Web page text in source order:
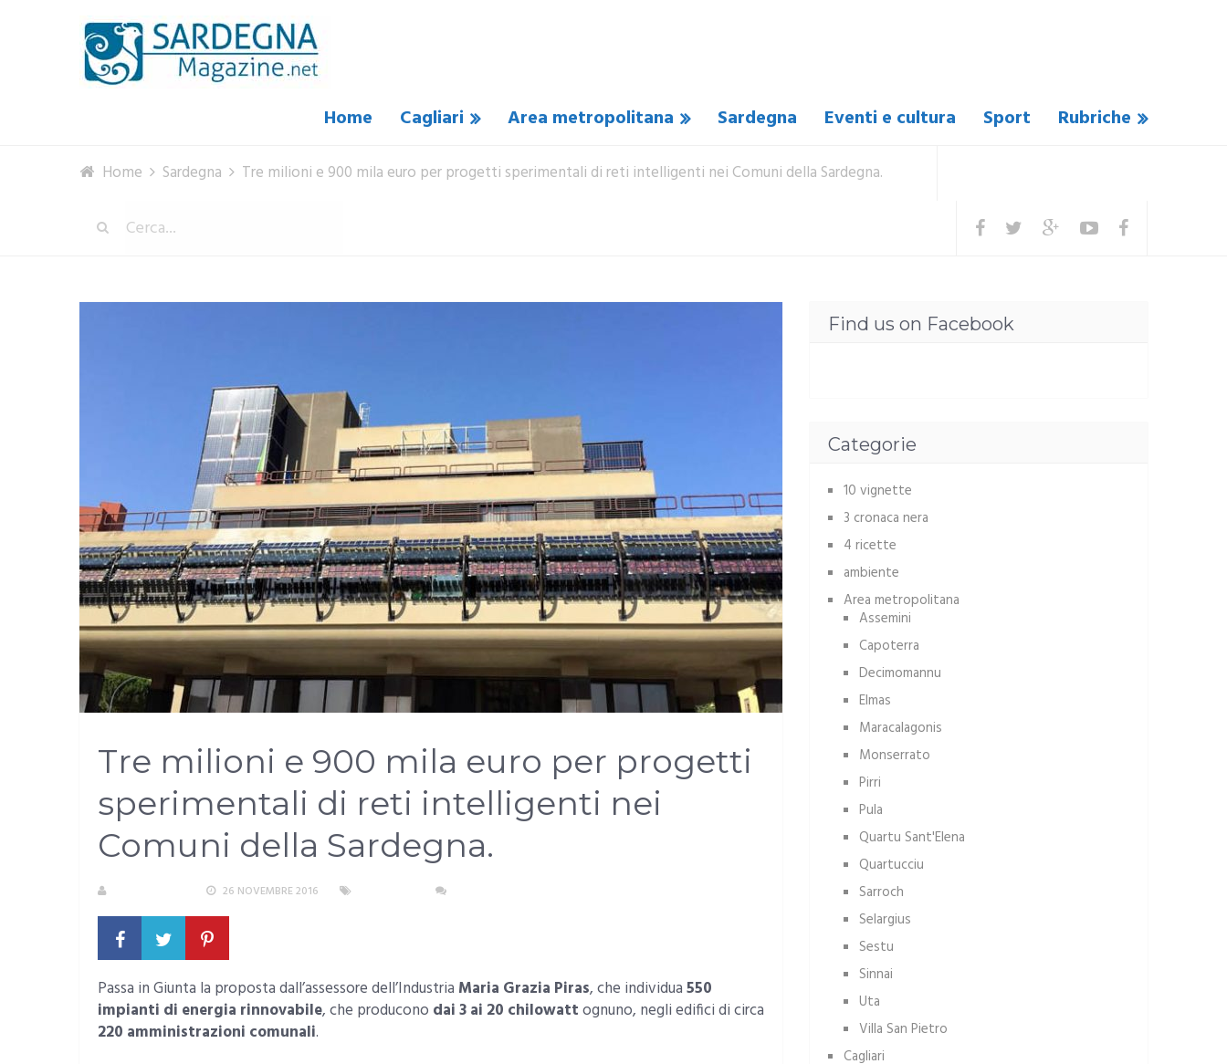
Home Cagliari Area metropolitana Sardegna Eventi e cultura Sport Rubriche
Home Sardegna Tre milioni e 900 mila euro per progetti sperimentali di reti intelligenti nei Comuni della Sardegna.
Tre milioni e 900 mila euro per progetti
sperimentali di reti intelligenti nei
Comuni della Sardegna.
26 NOVEMBRE 2016
Passa in Giunta la proposta dall’assessore dell’Industria Maria Grazia Piras, che individua550
impianti di energia rinnovabile, che producono dai 3 ai 20 chilowattognuno, negli edifici di circa
220 amministrazioni comunali.
Find us on Facebook
Categorie
10 vignette
3 cronaca nera
4 ricette
ambiente
Area metropolitana
Assemini
Capoterra
Decimomannu
Elmas
Maracalagonis
Monserrato
Pirri
Pula
Quartu Sant'Elena
Quartucciu
Sarroch
Selargius
Sestu
Sinnai
Uta
Villa San Pietro
Cagliari